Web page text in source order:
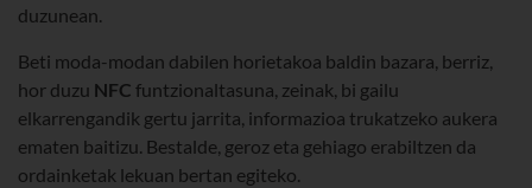
duzunean.
Beti moda-modan dabilen horietakoa baldin bazara, berriz,
hor duzu NFC funtzionaltasuna, zeinak, bi gailu
elkarrengandik gertu jarrita, informazioa trukatzeko aukera
ematen baitizu. Bestalde, geroz eta gehiago erabiltzen da
ordainketak lekuan bertan egiteko.